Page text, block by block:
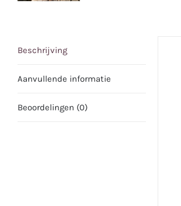
Beschrijving
Aanvullende informatie
Beoordelingen (0)